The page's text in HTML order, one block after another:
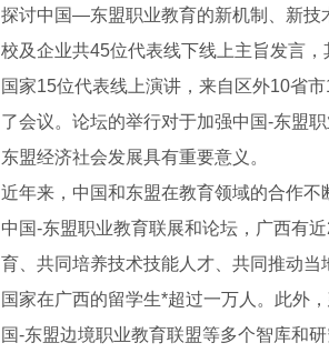
探讨中国—东盟职业教育的新机制、新技
校及企业共45位代表线下线上主旨发言
国家15位代表线上演讲，来自区外10省
了会议。论坛的举行对于加强中国-东盟
东盟经济社会发展具有重要意义。
近年来，中国和东盟在教育领域的合作
中国-东盟职业教育联展和论坛，广西有
育、共同培养技术技能人才、共同推动
国家在广西的留学生*超过一万人。此外
国-东盟边境职业教育联盟等多个智库和研